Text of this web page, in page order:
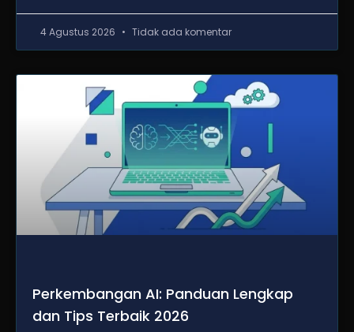
4 Agustus 2026 Tidak ada komentar
Perkembangan AI: Panduan Lengkap
dan Tips Terbaik 2026